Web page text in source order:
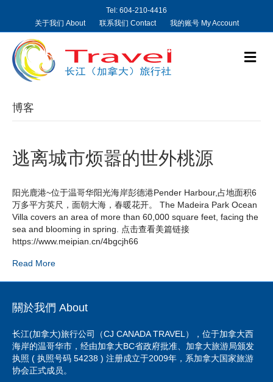
Tel: 604-210-4416
关于我们 About
联系我们 Contact 我的账号 My Account
M
e
博客
逃离城市烦嚣的世外桃源
阳光鹿港~位于温哥华阳光海岸彭德港Pender Harbour,占地面积6
万多平方英尺，面朝大海，春暖花开。 The Madeira Park Ocean
Villa covers an area of more than 60,000 square feet, facing the
sea and blooming in spring. 点击查看美篇链接
https://www.meipian.cn/4bgcjh66
Read More
關於我們 About
长江(加拿大)旅行公司（CJ CANADA TRAVEL），位于加拿大西
海岸的温哥华市，经由加拿大BC省政府批准、加拿大旅游局颁发
执照 ( 执照号码 54238 ) 注册成立于2009年，系加拿大国家旅游
协会正式成员。